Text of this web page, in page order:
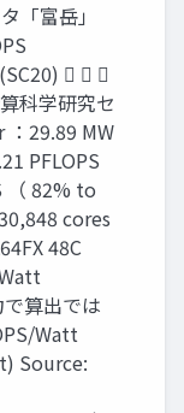
「富岳」
  
科学研究セ
：29.89 MW
PFLOPS
（ 82% to
cores
48C
算出では
Watt
Source: